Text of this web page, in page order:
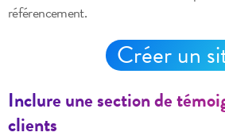
référencement.
Créer un
Inclure une section de
clients